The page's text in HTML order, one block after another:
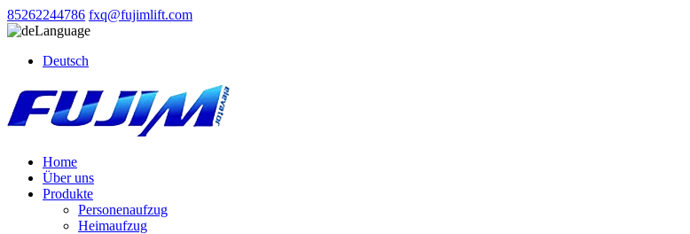
85262244786 fxq@fujimlift.com
Language
Deutsch
Home
Über uns
Produkte
Personenaufzug
Heimaufzug